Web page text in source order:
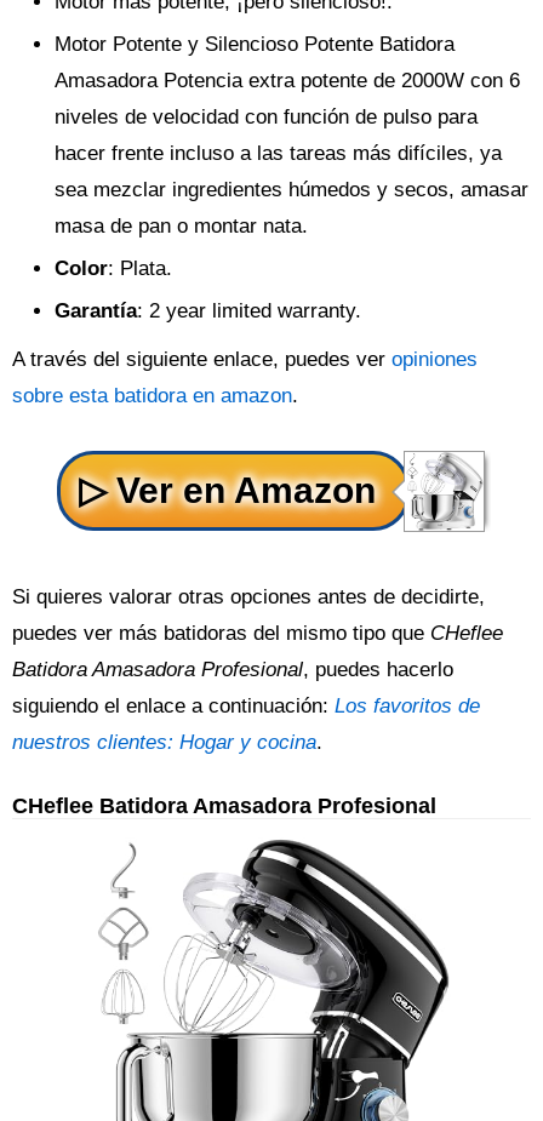
Motor Potente y Silencioso Potente Batidora
Amasadora Potencia extra potente de 2000W con 6
niveles de velocidad con función de pulso para
hacer frente incluso a las tareas más difíciles, ya
sea mezclar ingredientes húmedos y secos, amasar
masa de pan o montar nata.
Color: Plata.
Garantía: 2 year limited warranty.
A través del siguiente enlace, puedes ver opiniones
sobre esta batidora en amazon.
Si quieres valorar otras opciones antes de decidirte,
puedes ver más batidoras del mismo tipo que CHeflee
Batidora Amasadora Profesional, puedes hacerlo
siguiendo el enlace a continuación: Los favoritos de
nuestros clientes: Hogar y cocina.
CHeflee Batidora Amasadora Profesional